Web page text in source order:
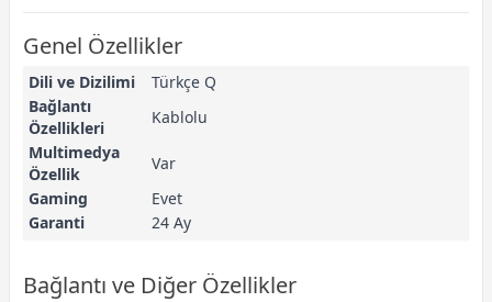
Genel Özellikler
Dili ve Dizilimi
Türkçe Q
Bağlantı
Özellikleri
Kablolu
Multimedya
Özellik
Var
Gaming
Evet
Garanti
24 Ay
Bağlantı ve Diğer Özellikler